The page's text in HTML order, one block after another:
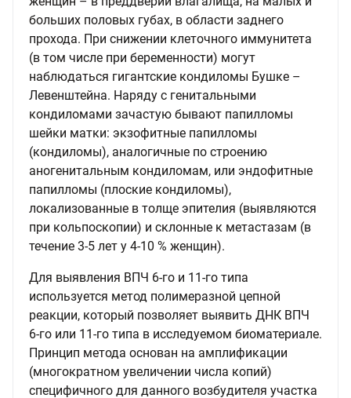
больших половых губах, в области заднего
прохода. При снижении клеточного иммунитета
(в том числе при беременности) могут
наблюдаться гигантские кондиломы Бушке –
Левенштейна. Наряду с генитальными
кондиломами зачастую бывают папилломы
шейки матки: экзофитные папилломы
(кондиломы), аналогичные по строению
аногенитальным кондиломам, или эндофитные
папилломы (плоские кондиломы),
локализованные в толще эпителия (выявляются
при кольпоскопии) и склонные к метастазам (в
течение 3-5 лет у 4-10 % женщин).
Для выявления ВПЧ 6-го и 11-го типа
используется метод полимеразной цепной
реакции, который позволяет выявить ДНК ВПЧ
6-го или 11-го типа в исследуемом биоматериале.
Принцип метода основан на амплификации
(многократном увеличении числа копий)
специфичного для данного возбудителя участка